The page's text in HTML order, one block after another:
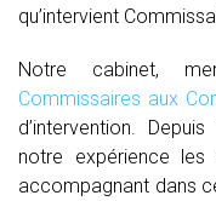
qu’intervient
Notre cabinet,
Commissaires aux
d’intervention.
notre expérience
accompagnant dans